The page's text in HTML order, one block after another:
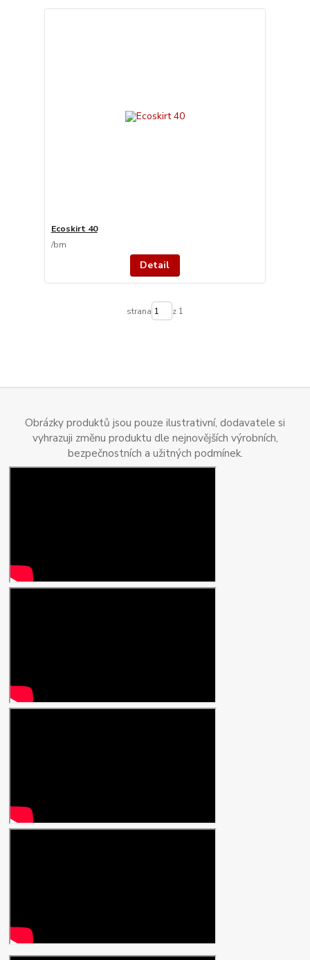
Ecoskirt 40
/bm
Detail
strana z 1
Obrázky produktů jsou pouze ilustrativní, dodavatele si
vyhrazuji změnu produktu dle nejnovějších výrobních,
bezpečnostních a užitných podmínek.